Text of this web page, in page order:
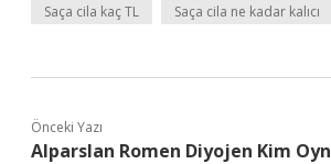
Saça cila kaç TL Saça cila ne kadar kalıcı
Önceki Yazı
Alparslan Romen Diyojen Kim